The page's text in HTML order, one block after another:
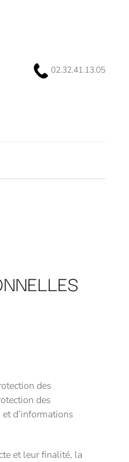
02.32.41.13.05
des
des
d’informations
et leur finalité, la